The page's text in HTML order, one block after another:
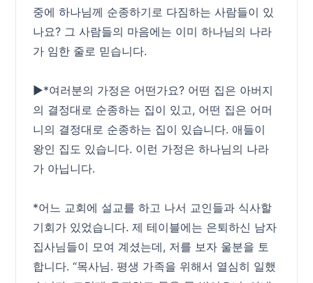
중에 하나님께 순종하기로 다짐하는 사람들이 있
나요? 그 사람들의 마음에는 이미 하나님의 나라
가 임한 줄로 믿습니다.
▶*여러분의 가정은 어떤가요? 어떤 집은 아버지
의 결정대로 순종하는 집이 있고, 어떤 집은 어머
니의 결정대로 순종하는 집이 있습니다. 애들이
왕인 집도 있습니다. 이런 가정은 하나님의 나라
가 아닙니다.
*어느 교회에 설교를 하고 나서 교인들과 식사할
기회가 있었습니다. 제 테이블에는 은퇴하신 남자
집사님들이 모여 계셨는데, 저를 보자 울분을 토
합니다. “목사님. 평생 가족을 위해서 열심히 일했